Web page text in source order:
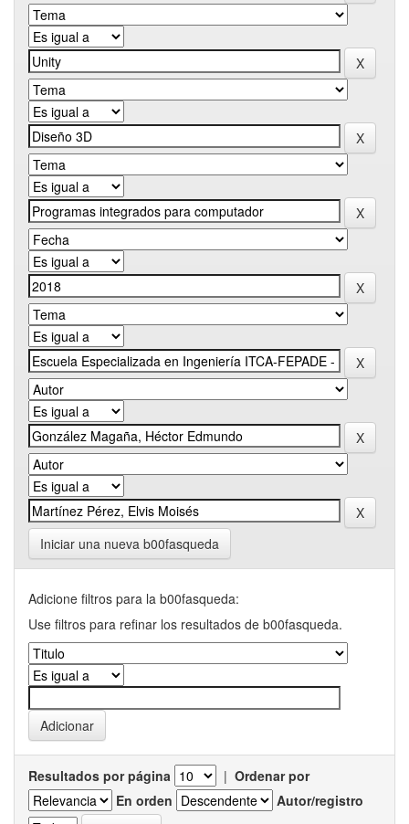
Iniciar una nueva b00fasqueda
Adicione filtros para la b00fasqueda:
Use filtros para refinar los resultados de b00fasqueda.
Resultados por página | Ordenar por
En orden
Autor/registro